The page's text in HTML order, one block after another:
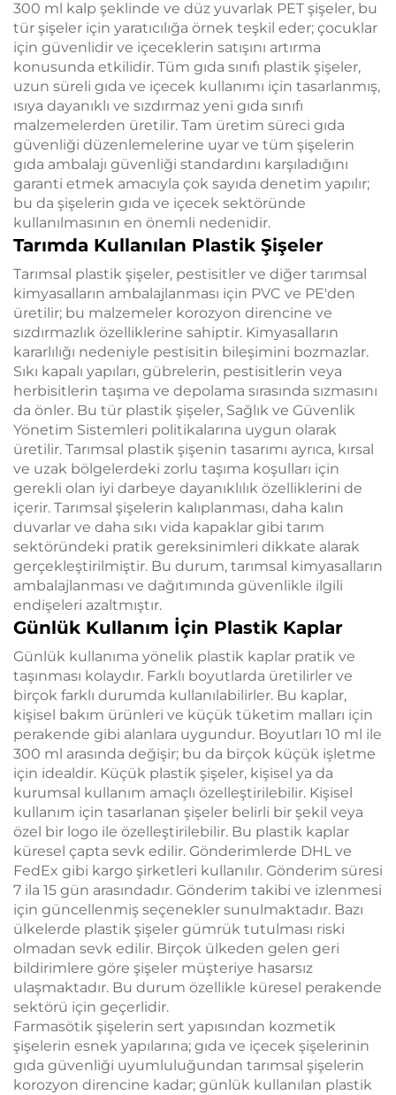
300 ml kalp şeklinde ve düz yuvarlak PET şişeler, bu
tür şişeler için yaratıcılığa örnek teşkil eder; çocuklar
için güvenlidir ve içeceklerin satışını artırma
konusunda etkilidir. Tüm gıda sınıfı plastik şişeler,
uzun süreli gıda ve içecek kullanımı için tasarlanmış,
ısıya dayanıklı ve sızdırmaz yeni gıda sınıfı
malzemelerden üretilir. Tam üretim süreci gıda
güvenliği düzenlemelerine uyar ve tüm şişelerin
gıda ambalajı güvenliği standardını karşıladığını
garanti etmek amacıyla çok sayıda denetim yapılır;
bu da şişelerin gıda ve içecek sektöründe
kullanılmasının en önemli nedenidir.
Tarımda Kullanılan Plastik Şişeler
Tarımsal plastik şişeler, pestisitler ve diğer tarımsal
kimyasalların ambalajlanması için PVC ve PE'den
üretilir; bu malzemeler korozyon direncine ve
sızdırmazlık özelliklerine sahiptir. Kimyasalların
kararlılığı nedeniyle pestisitin bileşimini bozmazlar.
Sıkı kapalı yapıları, gübrelerin, pestisitlerin veya
herbisitlerin taşıma ve depolama sırasında sızmasını
da önler. Bu tür plastik şişeler, Sağlık ve Güvenlik
Yönetim Sistemleri politikalarına uygun olarak
üretilir. Tarımsal plastik şişenin tasarımı ayrıca, kırsal
ve uzak bölgelerdeki zorlu taşıma koşulları için
gerekli olan iyi darbeye dayanıklılık özelliklerini de
içerir. Tarımsal şişelerin kalıplanması, daha kalın
duvarlar ve daha sıkı vida kapaklar gibi tarım
sektöründeki pratik gereksinimleri dikkate alarak
gerçekleştirilmiştir. Bu durum, tarımsal kimyasalların
ambalajlanması ve dağıtımında güvenlikle ilgili
endişeleri azaltmıştır.
Günlük Kullanım İçin Plastik Kaplar
Günlük kullanıma yönelik plastik kaplar pratik ve
taşınması kolaydır. Farklı boyutlarda üretilirler ve
birçok farklı durumda kullanılabilirler. Bu kaplar,
kişisel bakım ürünleri ve küçük tüketim malları için
perakende gibi alanlara uygundur. Boyutları 10 ml ile
300 ml arasında değişir; bu da birçok küçük işletme
için idealdir. Küçük plastik şişeler, kişisel ya da
kurumsal kullanım amaçlı özelleştirilebilir. Kişisel
kullanım için tasarlanan şişeler belirli bir şekil veya
özel bir logo ile özelleştirilebilir. Bu plastik kaplar
küresel çapta sevk edilir. Gönderimlerde DHL ve
FedEx gibi kargo şirketleri kullanılır. Gönderim süresi
7 ila 15 gün arasındadır. Gönderim takibi ve izlenmesi
için güncellenmiş seçenekler sunulmaktadır. Bazı
ülkelerde plastik şişeler gümrük tutulması riski
olmadan sevk edilir. Birçok ülkeden gelen geri
bildirimlere göre şişeler müşteriye hasarsız
ulaşmaktadır. Bu durum özellikle küresel perakende
sektörü için geçerlidir.
Farmasötik şişelerin sert yapısından kozmetik
şişelerin esnek yapılarına; gıda ve içecek şişelerinin
gıda güvenliği uyumluluğundan tarımsal şişelerin
korozyon direncine kadar; günlük kullanılan plastik